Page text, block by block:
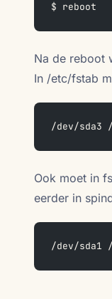
$ reboot
Na de reboot
In /etc/fstab
/dev/sda3
Ook moet in
eerder in
/dev/sda1